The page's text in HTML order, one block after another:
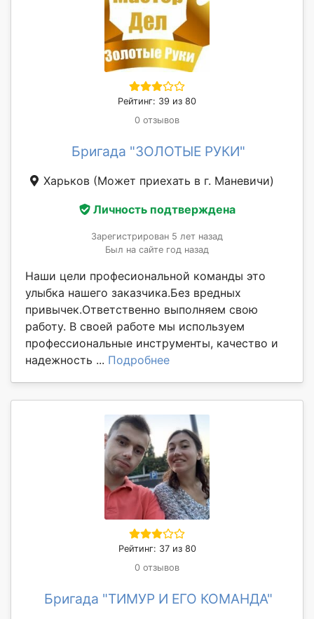
Рейтинг: 39 из 80
0 отзывов
Бригада "ЗОЛОТЫЕ РУКИ"
Харьков (Может приехать в г. Маневичи)
Личность подтверждена
Зарегистрирован 5 лет назад
Был на сайте год назад
Наши цели професиональной команды это
улыбка нашего заказчика.Без вредных
привычек.Ответственно выполняем свою
работу. В своей работе мы используем
профессиональные инструменты, качество и
надежность ... Подробнее
Рейтинг: 37 из 80
0 отзывов
Бригада "ТИМУР И ЕГО КОМАНДА"